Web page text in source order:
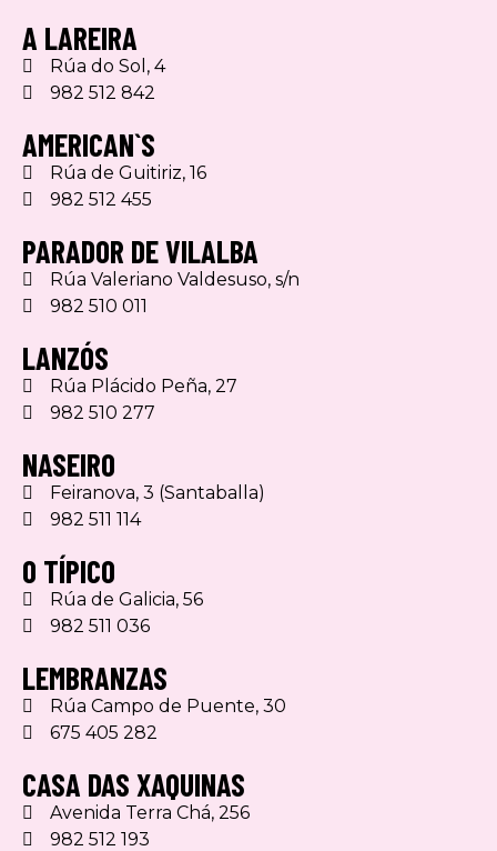
A LAREIRA
Rúa do Sol, 4
982 512 842
AMERICAN`S
Rúa de Guitiriz, 16
982 512 455
PARADOR DE VILALBA
Rúa Valeriano Valdesuso, s/n
982 510 011
LANZÓS
Rúa Plácido Peña, 27
982 510 277
NASEIRO
Feiranova, 3 (Santaballa)
982 511 114
O TÍPICO
Rúa de Galicia, 56
982 511 036
LEMBRANZAS
Rúa Campo de Puente, 30
675 405 282
CASA DAS XAQUINAS
Avenida Terra Chá, 256
982 512 193